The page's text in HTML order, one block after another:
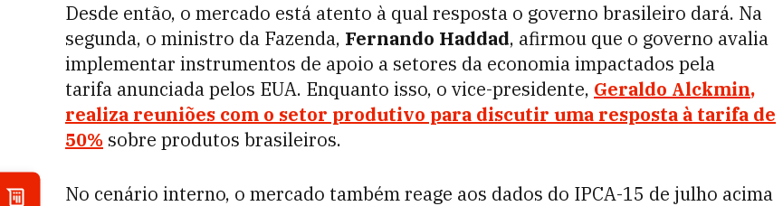
Desde então, o mercado está atento à qual resposta o governo brasileiro dará. Na
segunda, o ministro da Fazenda, Fernando Haddad, afirmou que o governo avalia
implementar instrumentos de apoio a setores da economia impactados pela
tarifa anunciada pelos EUA. Enquanto isso, o vice-presidente, Geraldo Alckmin,
realiza reuniões com o setor produtivo para discutir uma resposta à tarifa de
50% sobre produtos brasileiros.
No cenário interno, o mercado também reage aos dados do IPCA-15 de julho acima